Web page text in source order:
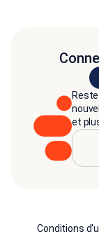
et
Conditions